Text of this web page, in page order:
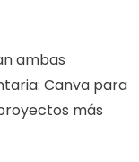
ambas
Canva para
más